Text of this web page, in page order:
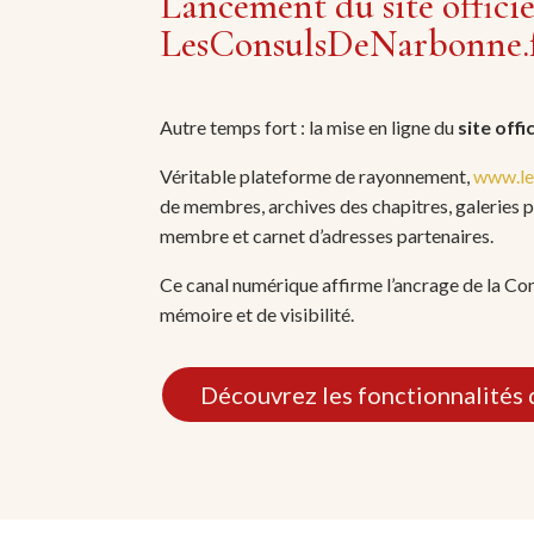
Autre temps fort : la mise en ligne du site
Véritable plateforme de rayonnement,
de membres, archives des chapitres, galeries
membre et carnet d’adresses partenaires.
Ce canal numérique affirme l’ancrage de la
mémoire et de visibilité.
Découvrez les fonctionnalités
Aude ANGEL
Conseillère nationale | Renaissance
Citoyenne humaniste engagée pour
notre territoire, notre pays et notre